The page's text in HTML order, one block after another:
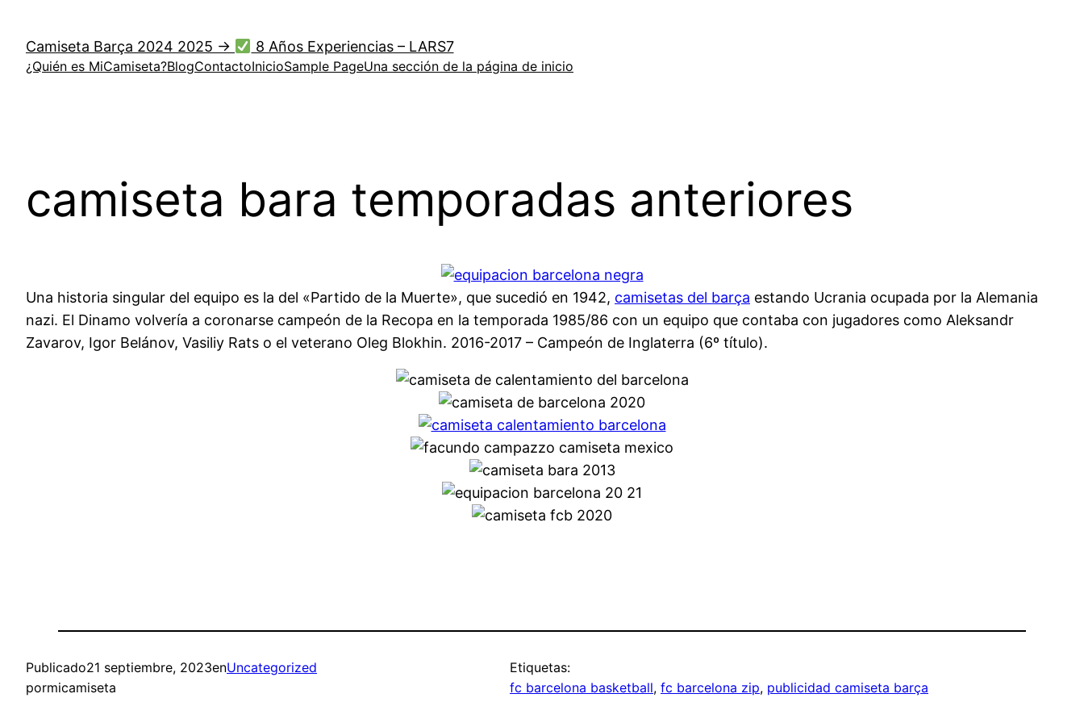
contenido
Camiseta Barça 2024 2025 → 8 Años Experiencias – LARS7
¿Quién es MiCamiseta?BlogContactoInicioSample PageUna sección de la página de inicio
camiseta bara temporadas anteriores
Una historia singular del equipo es la del «Partido de la Muerte», que sucedió en 1942, camisetas del barça estando Ucrania ocupada por la Alemania
nazi. El Dinamo volvería a coronarse campeón de la Recopa en la temporada 1985/86 con un equipo que contaba con jugadores como Aleksandr
Zavarov, Igor Belánov, Vasiliy Rats o el veterano Oleg Blokhin. 2016-2017 – Campeón de Inglaterra (6º título).
Publicado21 septiembre, 2023enUncategorized
pormicamiseta
Etiquetas:
fc barcelona basketball, fc barcelona zip, publicidad camiseta barça